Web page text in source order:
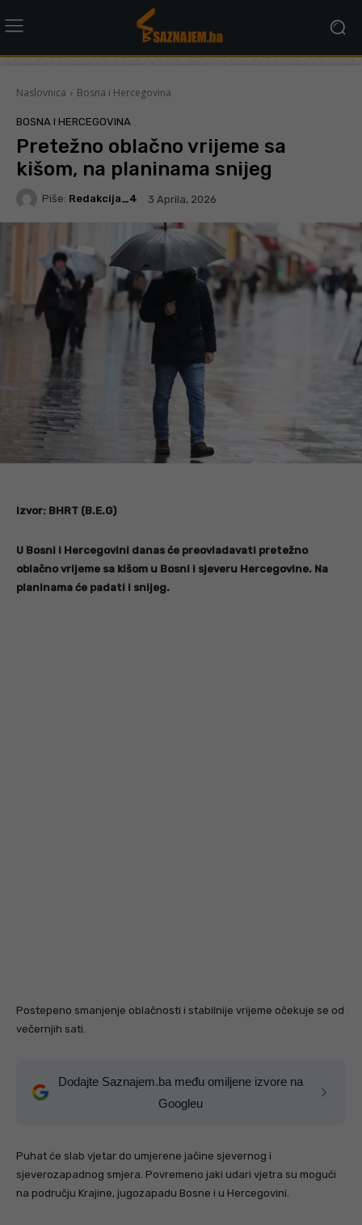
Naslovnica Bosna i Hercegovina
BOSNA I HERCEGOVINA
Pretežno oblačno vrijeme sa
kišom, na planinama snijeg
Piše: Redakcija_4 3 Aprila, 2026
Izvor: BHRT (B.E.G)
U Bosni i Hercegovini danas će preovladavati pretežno
oblačno vrijeme sa kišom u Bosni i sjeveru Hercegovine. Na
planinama će padati i snijeg.
Postepeno smanjenje oblačnosti i stabilnije vrijeme očekuje se od
večernjih sati.
Dodajte Saznajem.ba među omiljene izvore na
Googleu
Puhat će slab vjetar do umjerene jačine sjevernog i
sjeverozapadnog smjera. Povremeno jaki udari vjetra su mogući
na području Krajine, jugozapadu Bosne i u Hercegovini.